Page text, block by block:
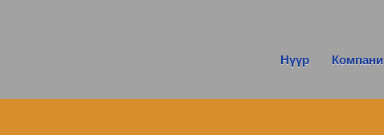
Нүүр Компани